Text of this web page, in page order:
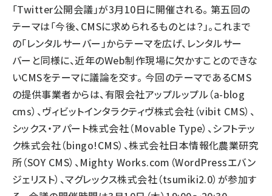
「Twitter公開会議」が3月10日に開催される。 第五回の
テーマは「今後、CMSに求められるものとは？」。これまで
の「レンタルサーバー」からテーマを広げ、レンタルサー
バーと同様に、近年のWeb制作現場に欠かすことのできな
いCMSをテーマに議論を交す。 今回のテーマであるCMS
の提供事業者からは、有限会社アップルップル（a-blog
cms）、ヴィビットインタラクティヴ株式会社（vibit CMS）、
シックス・アパート株式会社（Movable Type）、シフトテッ
ク株式会社（bingo!CMS）、株式会社日本情報化農業研究
所（SOY CMS）、Mighty Works.com（WordPressエバン
ジェリスト）、マグレックス株式会社（tsumiki2.0）が参加す